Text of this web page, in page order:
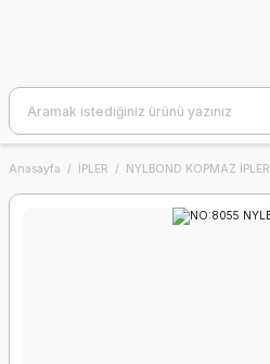
Anasayfa İPLER NYLBOND KOPMAZ İPLER